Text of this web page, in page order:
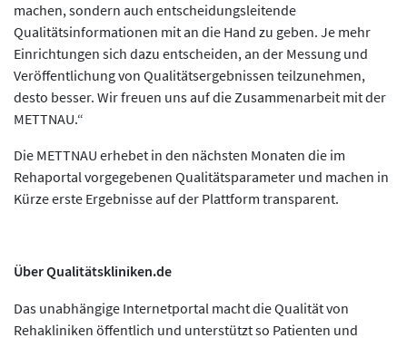
machen, sondern auch entscheidungsleitende
Qualitätsinformationen mit an die Hand zu geben. Je mehr
Einrichtungen sich dazu entscheiden, an der Messung und
Veröffentlichung von Qualitätsergebnissen teilzunehmen,
desto besser. Wir freuen uns auf die Zusammenarbeit mit der
METTNAU.“
Die METTNAU erhebet in den nächsten Monaten die im
Rehaportal vorgegebenen Qualitätsparameter und machen in
Kürze erste Ergebnisse auf der Plattform transparent.
Über Qualitätskliniken.de
Das unabhängige Internetportal macht die Qualität von
Rehakliniken öffentlich und unterstützt so Patienten und